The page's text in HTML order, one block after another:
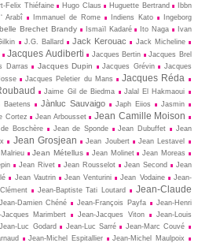
Felix Thiéfaine Hugo Claus Huguette Bertrand
Ibbn
‘ Arabî Immanuel de Rome Indiens Kato
Ingeborg
Brechet Brandy Ismaïl Kadaré Ito Naga
Ivan
J.G. Ballard Jack Kerouac
Jack Micheline
Jacques Audiberti Jacques Bertin Jacques Brel
Darras Jacques Dupin Jacques Grévin
Jacques
Jacques Peletier du Mans Jacques Réda
Jaime Gil de Biedma Jalal El Hakmaoui
Baetens Jànluc Sauvaigo Japh Eiios
Jasmin
Cortez Jean Arbousset Jean Camille Moison
Boschère Jean de Sponde Jean Dubuffet
Jean
Jean Grosjean Jean Joubert
Jean Lestavel
Jean Métellus Jean Molinet
Jean Moreas
Jean Rivet Jean Rousselot Jean Second
Jean
Jean Vautrin Jean Venturini Jean Vodaine
Jean-
Jean-Baptiste Tati Loutard
Jean-Claude
Jean-Damien Chéné Jean-François Payfa
Jean-Henri
Jacques Marimbert Jean-Jacques Viton
Jean-Louis
Jean-Luc Godard Jean-Luc Sarré
Jean-Marc Couvé
Jean-Michel Espitallier
Jean-Michel Maulpoix